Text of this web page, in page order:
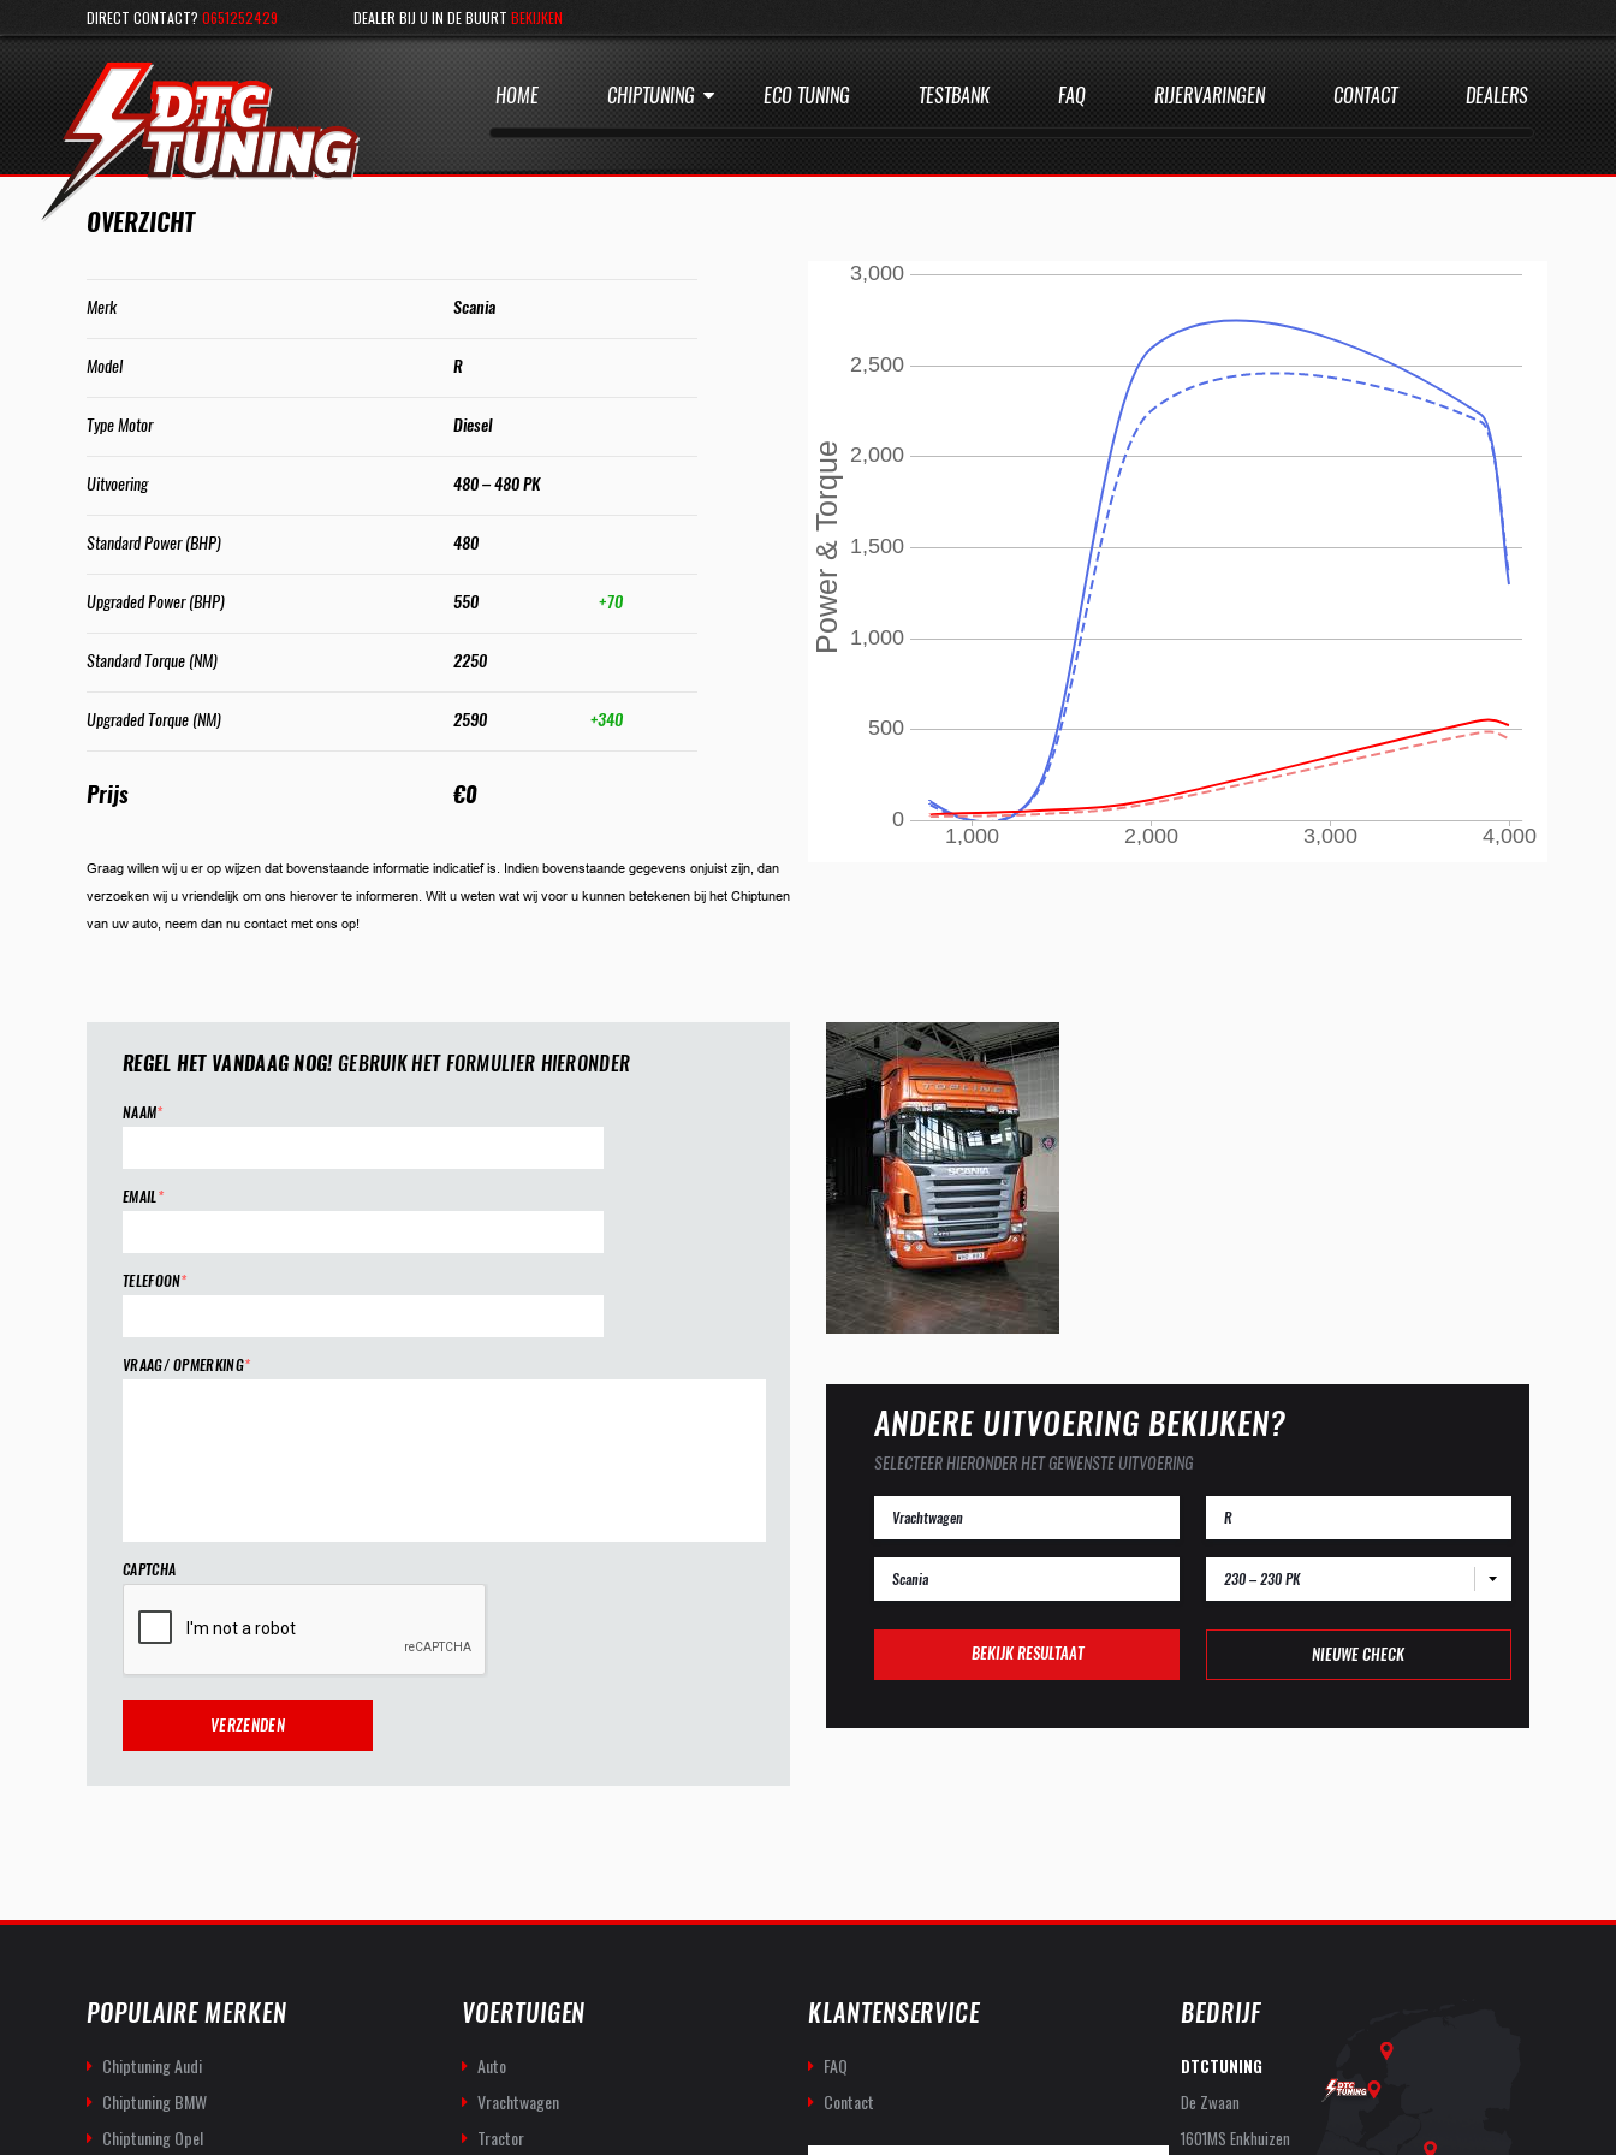
DIRECT CONTACT? 0651252429 DEALER BIJ U IN DE BUURT BEKIJKEN
HOME CHIPTUNING ECO TUNING TESTBANK FAQ RIJERVARINGEN CONTACT DEALERS
OVERZICHT
Merk Scania
Model R
Type Motor Diesel
Uitvoering 480 – 480 PK
Standard Power (BHP) 480
Upgraded Power (BHP) 550 +70
Standard Torque (NM) 2250
Upgraded Torque (NM) 2590 +340
Prijs €0
Graag willen wij u er op wijzen dat bovenstaande informatie indicatief is. Indien bovenstaande gegevens onjuist zijn, dan
verzoeken wij u vriendelijk om ons hierover te informeren. Wilt u weten wat wij voor u kunnen betekenen bij het Chiptunen
van uw auto, neem dan nu contact met ons op!
REGEL HET VANDAAG NOG!GEBRUIK HET FORMULIER HIERONDER
NAAM*
EMAIL*
TELEFOON*
VRAAG/ OPMERKING*
CAPTCHA
ANDERE UITVOERING BEKIJKEN?
SELECTEER HIERONDER HET GEWENSTE UITVOERING
230 – 230 PK
BEKIJK RESULTAAT NIEUWE CHECK
POPULAIRE MERKEN
Chiptuning Audi
Chiptuning BMW
Chiptuning Opel
VOERTUIGEN
Auto
Vrachtwagen
Tractor
KLANTENSERVICE
FAQ
Contact
BEDRIJF
DTCTUNING
De Zwaan
1601MS Enkhuizen